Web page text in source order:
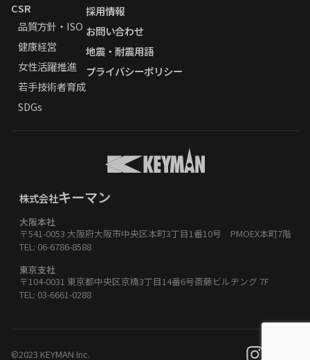
CSR
品質方針・ISO
健康経営
女性活躍推進
若手技術者育成
SDGs
採用情報
お問い合わせ
地震・耐震用語
プライバシーポリシー
株式会社キーマン
大阪本社
〒541-0053 大阪府大阪市中央区本町3丁目1番10号 PMOEX本町7階
TEL: 06-6786-8588
東京支社
〒104-0031 東京都中央区京橋3丁目14番6号斎藤ビルヂング 7F
TEL: 03-6661-0288
©2023 KEYMAN Inc.